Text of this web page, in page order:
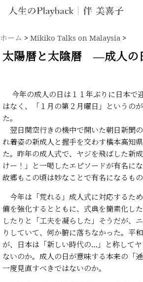
ホーム > Mikiko Talks on Malaysia >
太陽暦と太陰暦 ―成人の
今年の成人の日は１１年ぶりに日本で
はなく、「１月の第２月曜日」というの
た。
翌日関空行きの機中で開いた朝日新聞
れ着姿の新成人と握手を交わす橋本高知
た。昨年の成人式で、ヤジを飛ばした新
けー！」と一喝したエピソードが有名に
故郷もこの頃は妙なことで有名になるもの
今年は「荒れる」成人式に対応するた
備を強化するとともに、式典を簡素化し
したりと「工夫を凝らした」そうだが、
りしていて、何か腑に落ちなかった。平
が、日本は「新しい時代の…」と称して
ないのか。成人の日が意味する本来の「
一度見直すべきではないのか。